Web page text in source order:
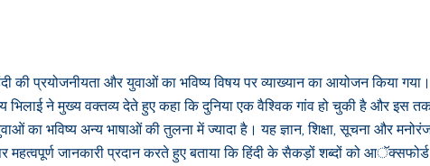
की प्रयोजनीयता और युवाओं का भविष्य विषय पर व्याख्यान का आयोजन किया गया।
भिलाई ने मुख्य वक्तव्य देते हुए कहा कि दुनिया एक वैश्विक गांव हो चुकी है और
का भविष्य अन्य भाषाओं की तुलना में ज्यादा है। यह ज्ञान, शिक्षा, सूचना और
महत्वपूर्ण जानकारी प्रदान करते हुए बताया कि हिंदी के सैकड़ों शब्दों को